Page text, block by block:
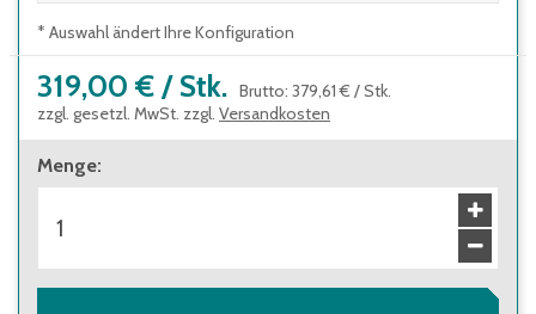
* Auswahl ändert Ihre Konfiguration
319,00 € / Stk. Brutto: 379,61 € /Stk.
zzgl. gesetzl. MwSt. zzgl. Versandkosten
Menge: